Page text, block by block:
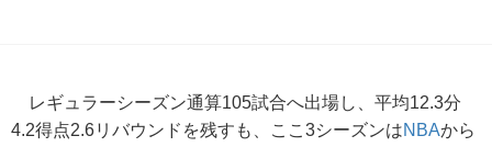
レギュラーシーズン通算105試合へ出場し、平均12.3分
4.2得点2.6リバウンドを残すも、ここ3シーズンはNBAから